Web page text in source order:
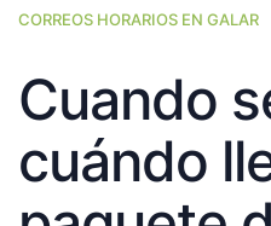
CORREOS HORARIOS EN GALAR
Cuando
cuándo